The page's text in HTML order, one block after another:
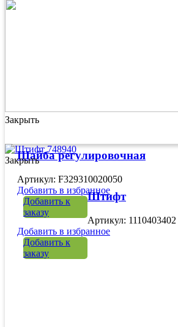
Закрыть
Шайба регулировочная
Артикул: F329310020050
Добавить в избранное
Добавить к
заказу
Закрыть
Штифт
Артикул: 1110403402
Добавить в избранное
Добавить к
заказу